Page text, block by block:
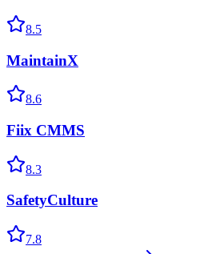
8.5
MaintainX
8.6
Fiix CMMS
8.3
SafetyCulture
7.8